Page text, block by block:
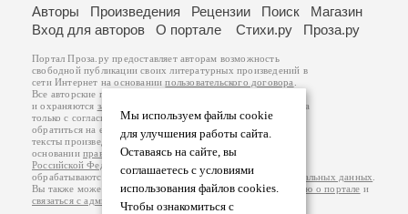
Мы используем файлы cookie
для улучшения работы сайта.
Оставаясь на сайте, вы
соглашаетесь с условиями
использования файлов cookies.
Чтобы ознакомиться с
Авторы Произведения Рецензии Поиск
Магазин
Вход для авторов
О портале Стихи.ру Проза.ру
Портал Проза.ру предоставляет авторам возможность
свободной публикации своих литературных произведений в
сети Интернет на основаниипользовательского договора
Все авторские права на произведения принадлежат авторам
и охраняются законом
. Перепечатка произведений возможна
только с согласия его автора, к которому вы можете
обратиться на его авторской странице. Ответственность за
тексты произведений авторы несут самостоятельно на
основанииправил публикацииизаконодательства
Российской Федерации
обрабатываются на основанииПолитики обработки персональных данных
Вы также можете посмотреть более подробнуюинформацию о портале и
связаться с администрацией